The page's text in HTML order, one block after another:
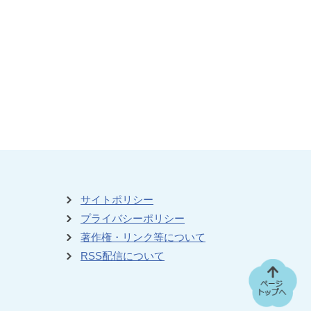
サイトポリシー
プライバシーポリシー
著作権・リンク等について
RSS配信について